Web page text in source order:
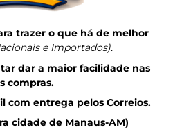
trazer o que há de melhor
e Importados).
dar a maior facilidade nas
compras.
com entrega pelos Correios.
cidade de Manaus-AM)